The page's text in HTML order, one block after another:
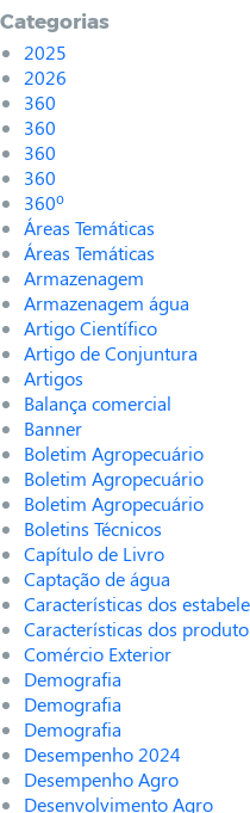
Categorias
2025
2026
360
360
360
360
360º
Áreas Temáticas
Áreas Temáticas
Armazenagem
Armazenagem água
Artigo Científico
Artigo de Conjuntura
Artigos
Balança comercial
Banner
Boletim Agropecuário
Boletim Agropecuário
Boletim Agropecuário
Boletins Técnicos
Capítulo de Livro
Captação de água
Características dos
Características dos
Comércio Exterior
Demografia
Demografia
Demografia
Desempenho 2024
Desempenho Agro
Desenvolvimento Agro